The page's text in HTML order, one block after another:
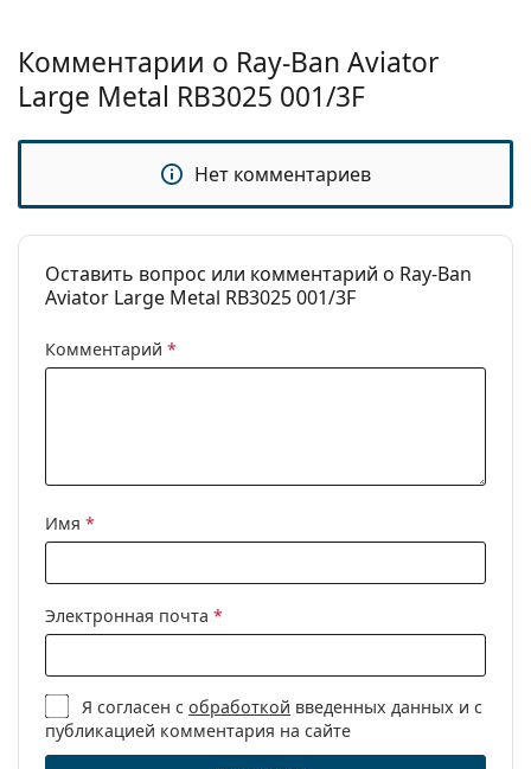
чистки и ухода за солнцезащитными очками.
Некоторые модели могут поставляться с
тканевым мешочком вместо салфетки.
Изучите ассортиментсолнцезащитных очков,
чтобы найти больше стилей от популярных
брендов.
Комментарии о Ray-Ban Aviator
Large Metal RB3025 001/3F
Нет комментариев
Оставить вопрос или комментарий о Ray-Ban
Aviator Large Metal RB3025 001/3F
Комментарий *
Имя *
Электронная почта *
Я согласен собработкой введенных данных и с
публикацией комментария на сайте